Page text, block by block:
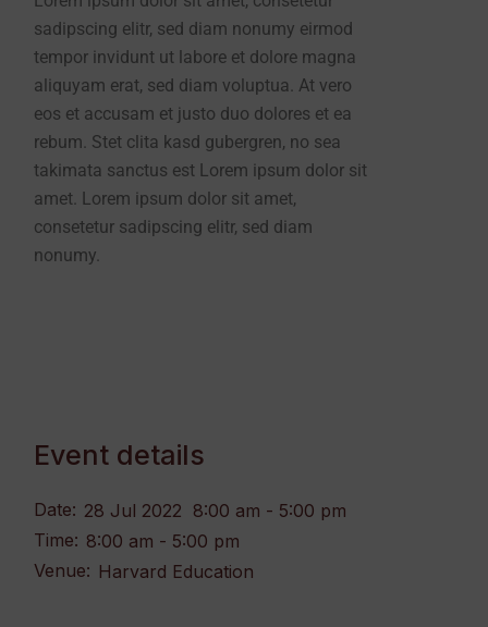
sadipscing elitr, sed diam nonumy eirmod
tempor invidunt ut labore et dolore magna
aliquyam erat, sed diam voluptua. At vero
eos et accusam et justo duo dolores et ea
rebum. Stet clita kasd gubergren, no sea
takimata sanctus est Lorem ipsum dolor sit
amet. Lorem ipsum dolor sit amet,
consetetur sadipscing elitr, sed diam
nonumy.
Event details
Date: 28 Jul 2022 8:00 am - 5:00 pm
Time: 8:00 am - 5:00 pm
Venue: Harvard Education